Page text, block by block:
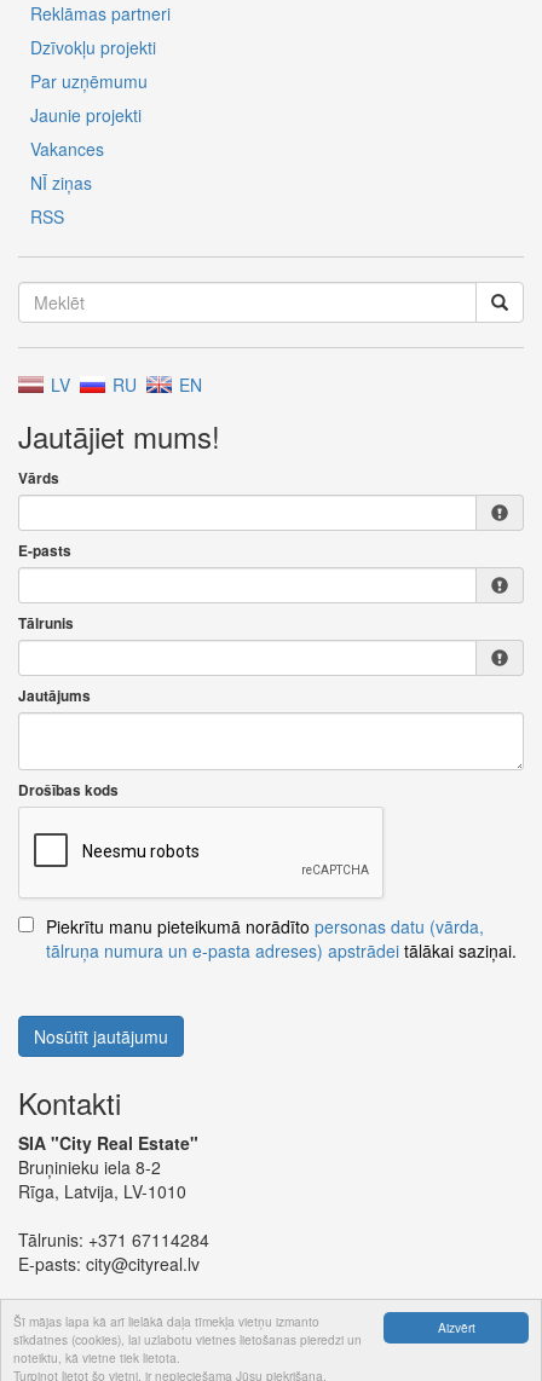
Aizvērt
Šī mājas lapa kā arī lielākā daļa tīmekļa vietņu izmanto
sīkdatnes (cookies), lai uzlabotu vietnes lietošanas pieredzi un
noteiktu, kā vietne tiek lietota.
Turpinot lietot šo vietni, ir nepieciešama Jūsu piekrišana.
Reklāmas partneri
Dzīvokļu projekti
Par uzņēmumu
Jaunie projekti
Vakances
NĪ ziņas
RSS
LV RU EN
Jautājiet mums!
Vārds
E-pasts
Tālrunis
Jautājums
Drošības kods
Piekrītu manu pieteikumā norādīto personas datu (vārda,
tālruņa numura un e-pasta adreses) apstrādei tālākai saziņai.
Nosūtīt jautājumu
Kontakti
SIA "City Real Estate"
Bruņinieku iela 8-2
Rīga, Latvija, LV-1010
Tālrunis: +371 67114284
E-pasts: city@cityreal.lv
© 2024 SIA "City Real Estate"